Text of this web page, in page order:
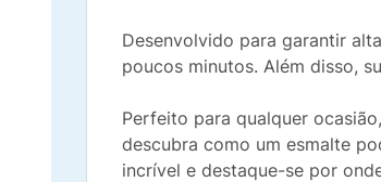
Desenvolvido para garantir
poucos minutos. Além disso,
Perfeito para qualquer
descubra como um esmalte
incrível e destaque-se por